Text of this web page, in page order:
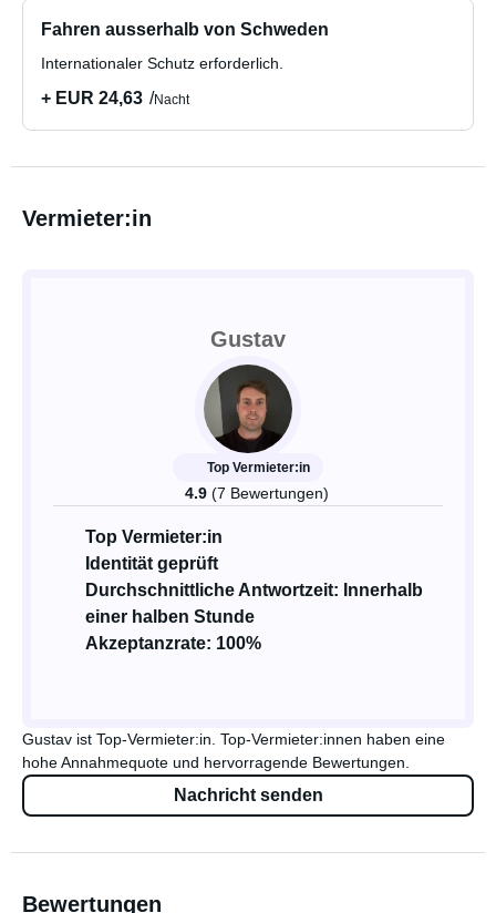
Fahren ausserhalb von Schweden
Internationaler Schutz erforderlich.
+ EUR 24,63 Nacht
Vermieter:in
Gustav
Top Vermieter:in
4.9 (7 Bewertungen)
Top Vermieter:in
Identität geprüft
Durchschnittliche Antwortzeit: Innerhalb
einer halben Stunde
Akzeptanzrate: 100%
Gustav ist Top-Vermieter:in. Top-Vermieter:innen haben eine
hohe Annahmequote und hervorragende Bewertungen.
Nachricht senden
Bewertungen